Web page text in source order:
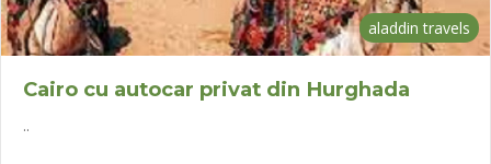
aladdin travels
Cairo cu autocar privat din Hurghada
..